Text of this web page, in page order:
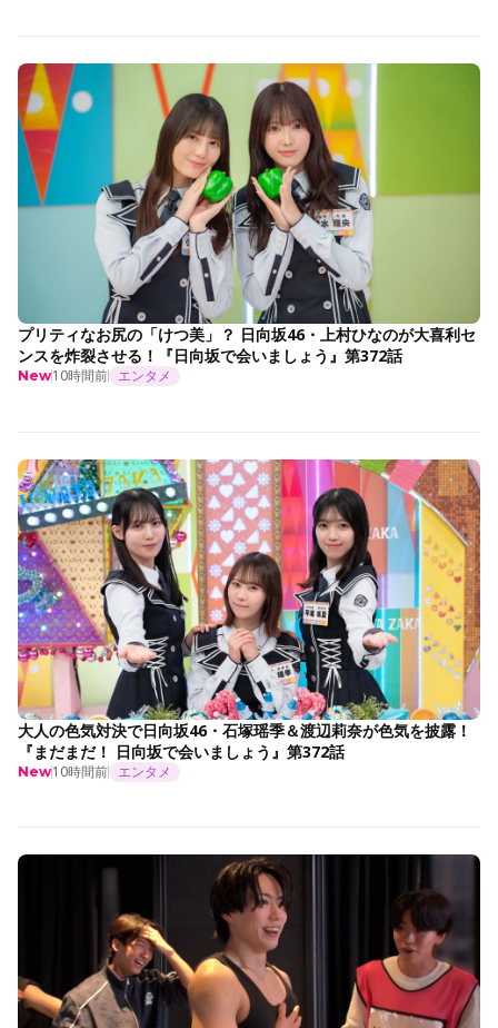
プリティなお尻の「けつ美」？ 日向坂46・上村ひなのが大喜利セ
ンスを炸裂させる！『日向坂で会いましょう』第372話
New10時間前 エンタメ
大人の色気対決で日向坂46・石塚瑶季＆渡辺莉奈が色気を披露！
『まだまだ！ 日向坂で会いましょう』第372話
New10時間前 エンタメ